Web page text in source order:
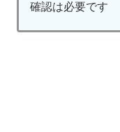
確認は必要です